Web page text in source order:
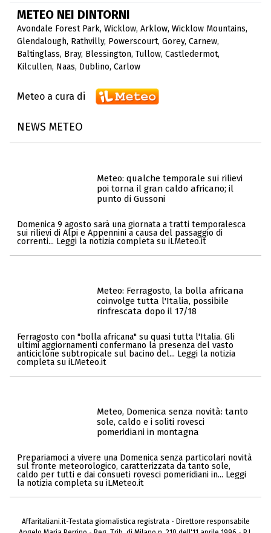
METEO NEI DINTORNI
Avondale Forest Park, Wicklow, Arklow, Wicklow Mountains,
Glendalough, Rathvilly, Powerscourt, Gorey, Carnew,
Baltinglass, Bray, Blessington, Tullow, Castledermot,
Kilcullen, Naas, Dublino, Carlow
Meteo a cura di
NEWS METEO
Meteo: qualche temporale sui rilievi
poi torna il gran caldo africano; il
punto di Gussoni
Domenica 9 agosto sarà una giornata a tratti temporalesca
sui rilievi di Alpi e Appennini a causa del passaggio di
correnti... Leggi la notizia completa su iLMeteo.it
Meteo: Ferragosto, la bolla africana
coinvolge tutta l'Italia, possibile
rinfrescata dopo il 17/18
Ferragosto con "bolla africana" su quasi tutta l'Italia. Gli
ultimi aggiornamenti confermano la presenza del vasto
anticiclone subtropicale sul bacino del... Leggi la notizia
completa su iLMeteo.it
Meteo, Domenica senza novità: tanto
sole, caldo e i soliti rovesci
pomeridiani in montagna
Prepariamoci a vivere una Domenica senza particolari novità
sul fronte meteorologico, caratterizzata da tanto sole,
caldo per tutti e dai consueti rovesci pomeridiani in... Leggi
la notizia completa su iLMeteo.it
Affaritaliani.it-Testata giornalistica registrata - Direttore responsabile